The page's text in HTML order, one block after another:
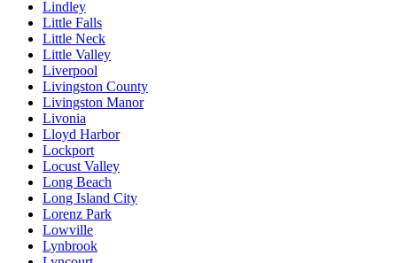
Lindley
Little Falls
Little Neck
Little Valley
Liverpool
Livingston County
Livingston Manor
Livonia
Lloyd Harbor
Lockport
Locust Valley
Long Beach
Long Island City
Lorenz Park
Lowville
Lynbrook